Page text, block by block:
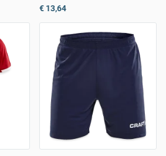
€ 13,64